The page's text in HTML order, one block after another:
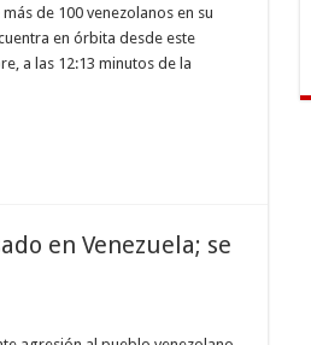
de 100 venezolanos en su
en órbita desde este
a las 12:13 minutos de la
en Venezuela; se